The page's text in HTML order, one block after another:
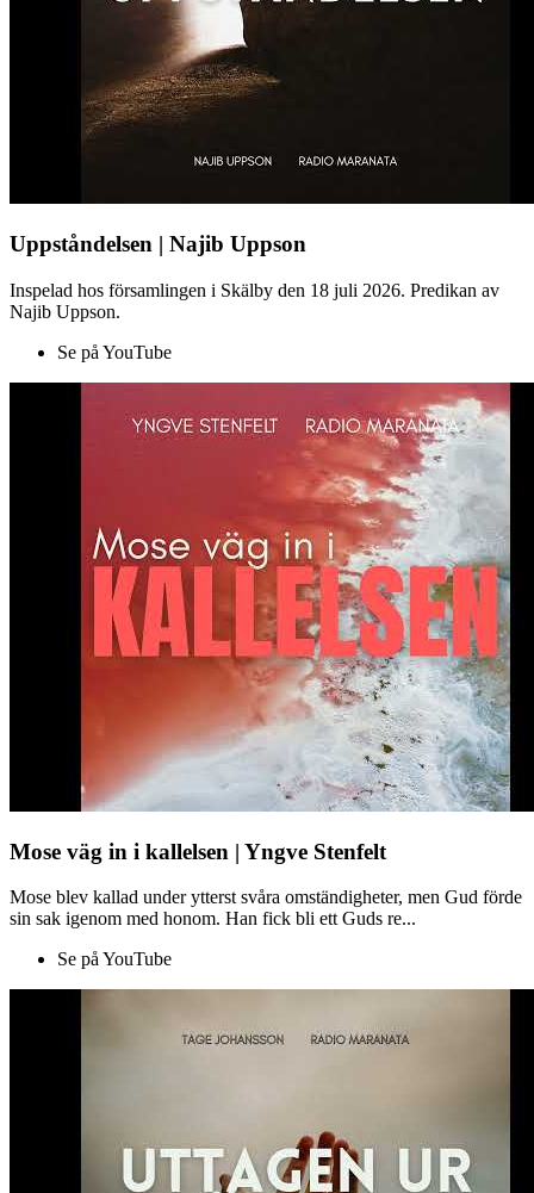
Uppståndelsen | Najib Uppson
Inspelad hos församlingen i Skälby den 18 juli 2026. Predikan av
Najib Uppson.
Se på YouTube
Mose väg in i kallelsen | Yngve Stenfelt
Mose blev kallad under ytterst svåra omständigheter, men Gud förde
sin sak igenom med honom. Han fick bli ett Guds re...
Se på YouTube